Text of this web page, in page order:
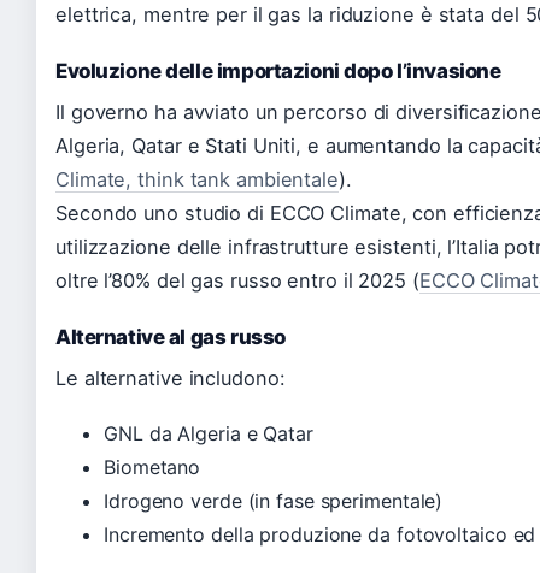
elettrica, mentre per il gas la riduzione è stata del
Evoluzione delle importazioni dopo l’invasione
Il governo ha avviato un percorso di
Algeria, Qatar e Stati Uniti, e aumentando la
Climate, think tank ambientale).
Secondo uno studio di ECCO Climate, con
utilizzazione delle infrastrutture esistenti, l’Italia
oltre l’80% del gas russo entro il 2025 (ECCO
Alternative al gas russo
Le alternative includono:
GNL da Algeria e Qatar
Biometano
Idrogeno verde (in fase sperimentale)
Incremento della produzione da fotovoltaico